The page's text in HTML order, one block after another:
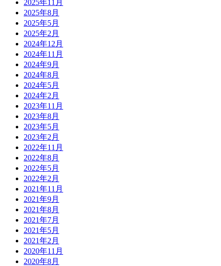
2025年11月
2025年8月
2025年5月
2025年2月
2024年12月
2024年11月
2024年9月
2024年8月
2024年5月
2024年2月
2023年11月
2023年8月
2023年5月
2023年2月
2022年11月
2022年8月
2022年5月
2022年2月
2021年11月
2021年9月
2021年8月
2021年7月
2021年5月
2021年2月
2020年11月
2020年8月